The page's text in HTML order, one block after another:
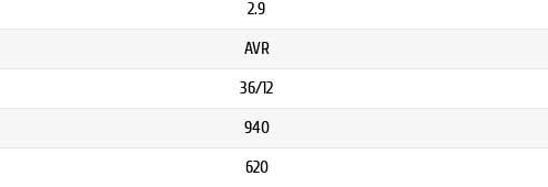
2.9
AVR
36/12
940
620